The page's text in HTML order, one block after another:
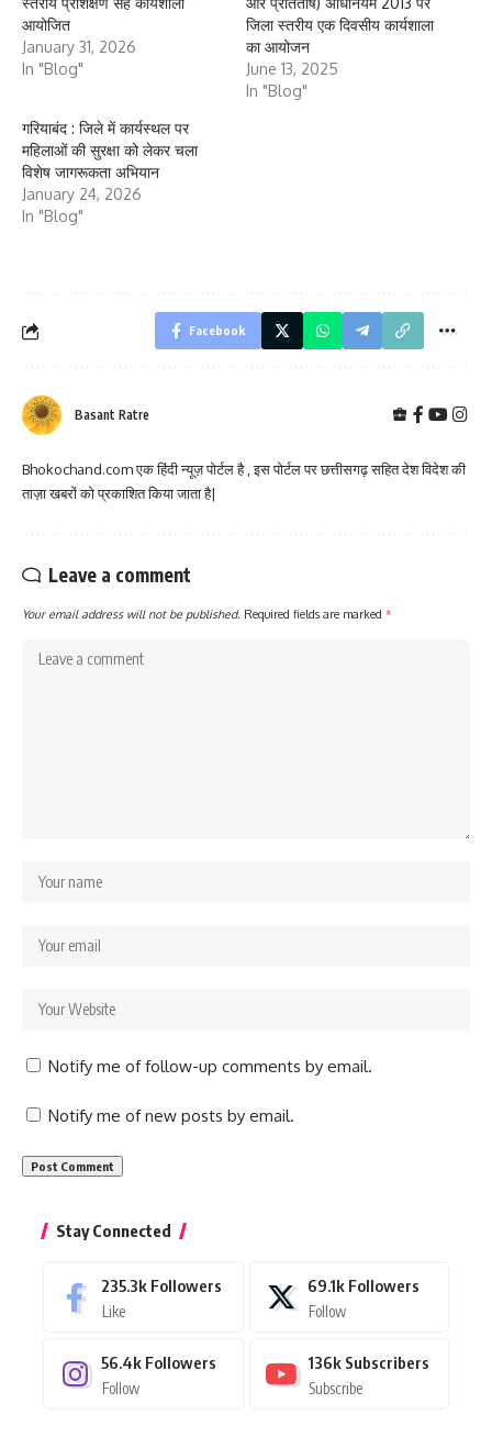
आयोजित
January 31, 2026
In "Blog"
जिला स्तरीय एक दिवसीय कार्यशाला
का आयोजन
June 13, 2025
In "Blog"
गरियाबंद : जिले में कार्यस्थल पर
महिलाओं की सुरक्षा को लेकर चला
विशेष जागरूकता अभियान
January 24, 2026
In "Blog"
Facebook
Basant Ratre
Bhokochand.com एक हिंदी न्यूज़ पोर्टल है , इस पोर्टल पर छत्तीसगढ़ सहित देश विदेश की
ताज़ा खबरों को प्रकाशित किया जाता है|
Leave a comment
Your email address will not be published. Required fields are marked *
Notify me of follow-up comments by email.
Notify me of new posts by email.
Stay Connected
235.3k Followers
Like
69.1k Followers
Follow
56.4k Followers
Follow
136k Subscribers
Subscribe